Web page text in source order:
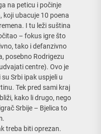
na peticu i počinje
koji ubacuje 10 poena
I tu leži suština
– fokus igre što
tako i defanzivno
posebno Rodrigezu
centre). Ovo je
Srbi ipak uspjeli u
Tek pred sami kraj
kako li drugo, nego
Srbije – Bjelica to
treba biti oprezan.